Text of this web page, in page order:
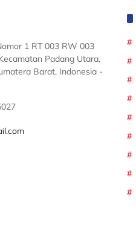
1 RT 003 RW 003
Padang Utara,
Barat, Indonesia -